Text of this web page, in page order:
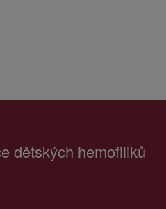
dětských hemofiliků